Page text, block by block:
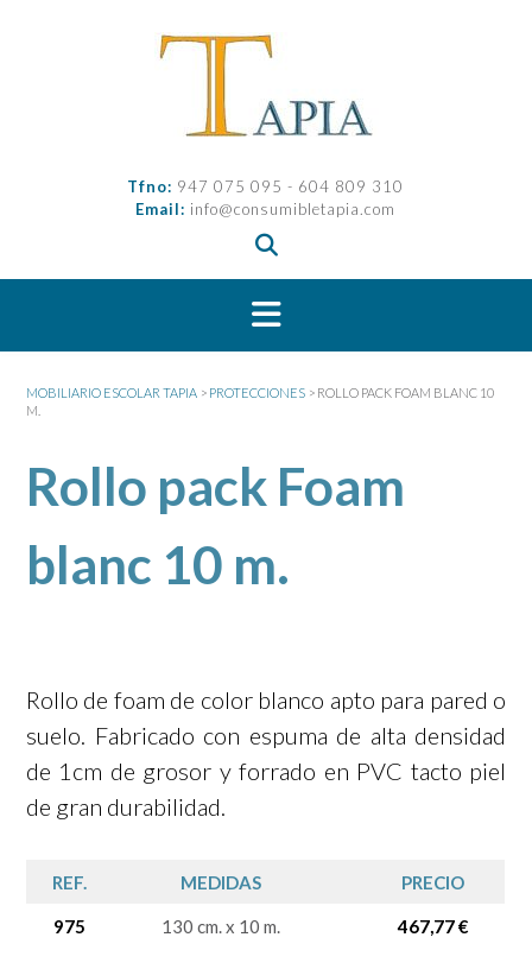
Tfno: 947 075 095 - 604 809 310
Email: info@consumibletapia.com
MOBILIARIO ESCOLAR TAPIA > PROTECCIONES > ROLLO PACK FOAM BLANC 10
M.
Rollo pack Foam
blanc 10 m.
Rollo de foam de color blanco apto para pared o
suelo. Fabricado con espuma de alta densidad
de 1cm de grosor y forrado en PVC tacto piel
de gran durabilidad.
REF. MEDIDAS PRECIO
975 130 cm. x 10 m. 467,77 €